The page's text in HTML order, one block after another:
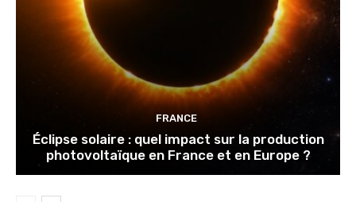
FRANCE
Éclipse solaire : quel impact sur la production
photovoltaïque en France et en Europe ?